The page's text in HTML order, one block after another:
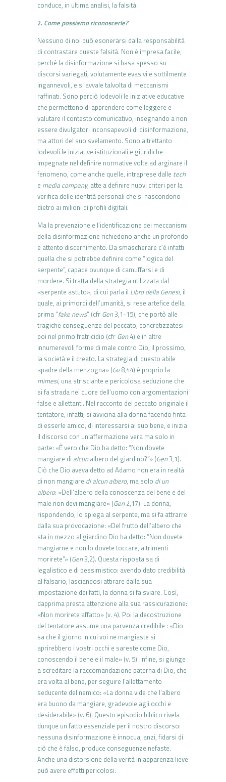
conduce, in ultima analisi, la falsità.
2. Come possiamo riconoscerle?
Nessuno di noi può esonerarsi dalla responsabilità
di contrastare queste falsità. Non è impresa facile,
perché la disinformazione si basa spesso su
discorsi variegati, volutamente evasivi e sottilmente
ingannevoli, e si avvale talvolta di meccanismi
raffinati. Sono perciò lodevoli le iniziative educative
che permettono di apprendere come leggere e
valutare il contesto comunicativo, insegnando a non
essere divulgatori inconsapevoli di disinformazione,
ma attori del suo svelamento. Sono altrettanto
lodevoli le iniziative istituzionali e giuridiche
impegnate nel definire normative volte ad arginare il
fenomeno, come anche quelle, intraprese dalle tech
e media company, atte a definire nuovi criteri per la
verifica delle identità personali che si nascondono
dietro ai milioni di profili digitali.
Ma la prevenzione e l’identificazione dei meccanismi
della disinformazione richiedono anche un profondo
e attento discernimento. Da smascherare c’è infatti
quella che si potrebbe definire come “logica del
serpente”, capace ovunque di camuffarsi e di
mordere. Si tratta della strategia utilizzata dal
«serpente astuto», di cui parla il Libro della Genesi, il
quale, ai primordi dell’umanità, si rese artefice della
prima “fake news” (cfr Gen3,1-15), che portò alle
tragiche conseguenze del peccato, concretizzatesi
poi nel primo fratricidio (cfr Gen4) e in altre
innumerevoli forme di male contro Dio, il prossimo,
la società e il creato. La strategia di questo abile
«padre della menzogna» (Gv8,44) è proprio la
mimesi, una strisciante e pericolosa seduzione che
si fa strada nel cuore dell’uomo con argomentazioni
false e allettanti. Nel racconto del peccato originale il
tentatore, infatti, si avvicina alla donna facendo finta
di esserle amico, di interessarsi al suo bene, e inizia
il discorso con un’affermazione vera ma solo in
parte: «È vero che Dio ha detto: “Non dovete
mangiare di alcunalbero del giardino?”» (Gen3,1).
Ciò che Dio aveva detto ad Adamo non era in realtà
di non mangiare di alcun albero, ma solo di un
albero: «Dell’albero della conoscenza del bene e del
male non devi mangiare» (Gen2,17). La donna,
rispondendo, lo spiega al serpente, ma si fa attrarre
dalla sua provocazione: «Del frutto dell’albero che
sta in mezzo al giardino Dio ha detto: “Non dovete
mangiarne e non lo dovete toccare, altrimenti
morirete”» (Gen3,2). Questa risposta sa di
legalistico e di pessimistico: avendo dato credibilità
al falsario, lasciandosi attirare dalla sua
impostazione dei fatti, la donna si fa sviare. Così,
dapprima presta attenzione alla sua rassicurazione:
«Non morirete affatto» (v. 4). Poi la decostruzione
del tentatore assume una parvenza credibile : «Dio
sa che il giorno in cui voi ne mangiaste si
aprirebbero i vostri occhi e sareste come Dio,
conoscendo il bene e il male» (v. 5). Infine, si giunge
a screditare la raccomandazione paterna di Dio, che
era volta al bene, per seguire l’allettamento
seducente del nemico: «La donna vide che l’albero
era buono da mangiare, gradevole agli occhi e
desiderabile» (v. 6). Questo episodio biblico rivela
dunque un fatto essenziale per il nostro discorso:
nessuna disinformazione è innocua; anzi, fidarsi di
ciò che è falso, produce conseguenze nefaste.
Anche una distorsione della verità in apparenza lieve
può avere effetti pericolosi.